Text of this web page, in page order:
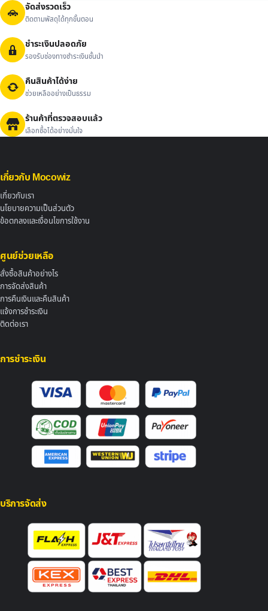
จัดส่งรวดเร็ว
ติดตามพัสดุได้ทุกขั้นตอน
ชำระเงินปลอดภัย
รองรับช่องทางชำระเงินชั้นนำ
คืนสินค้าได้ง่าย
ช่วยเหลืออย่างเป็นธรรม
ร้านค้าที่ตรวจสอบแล้ว
เลือกซื้อได้อย่างมั่นใจ
เกี่ยวกับ Mocowiz
เกี่ยวกับเรา
นโยบายความเป็นส่วนตัว
ข้อตกลงและเงื่อนไขการใช้งาน
ศูนย์ช่วยเหลือ
สั่งซื้อสินค้าอย่างไร
การจัดส่งสินค้า
การคืนเงินและคืนสินค้า
แจ้งการชำระเงิน
ติดต่อเรา
การชำระเงิน
บริการจัดส่ง